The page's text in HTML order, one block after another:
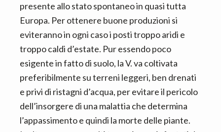
presente allo stato spontaneo in quasi tutta
Europa. Per ottenere buone produzioni si
eviteranno in ogni caso i posti troppo aridi e
troppo caldi d’estate. Pur essendo poco
esigente in fatto di suolo, la V. va coltivata
preferibilmente su terreni leggeri, ben drenati
e privi di ristagni d’acqua, per evitare il pericolo
dell’insorgere di una malattia che determina
l’appassimento e quindi la morte delle piante.